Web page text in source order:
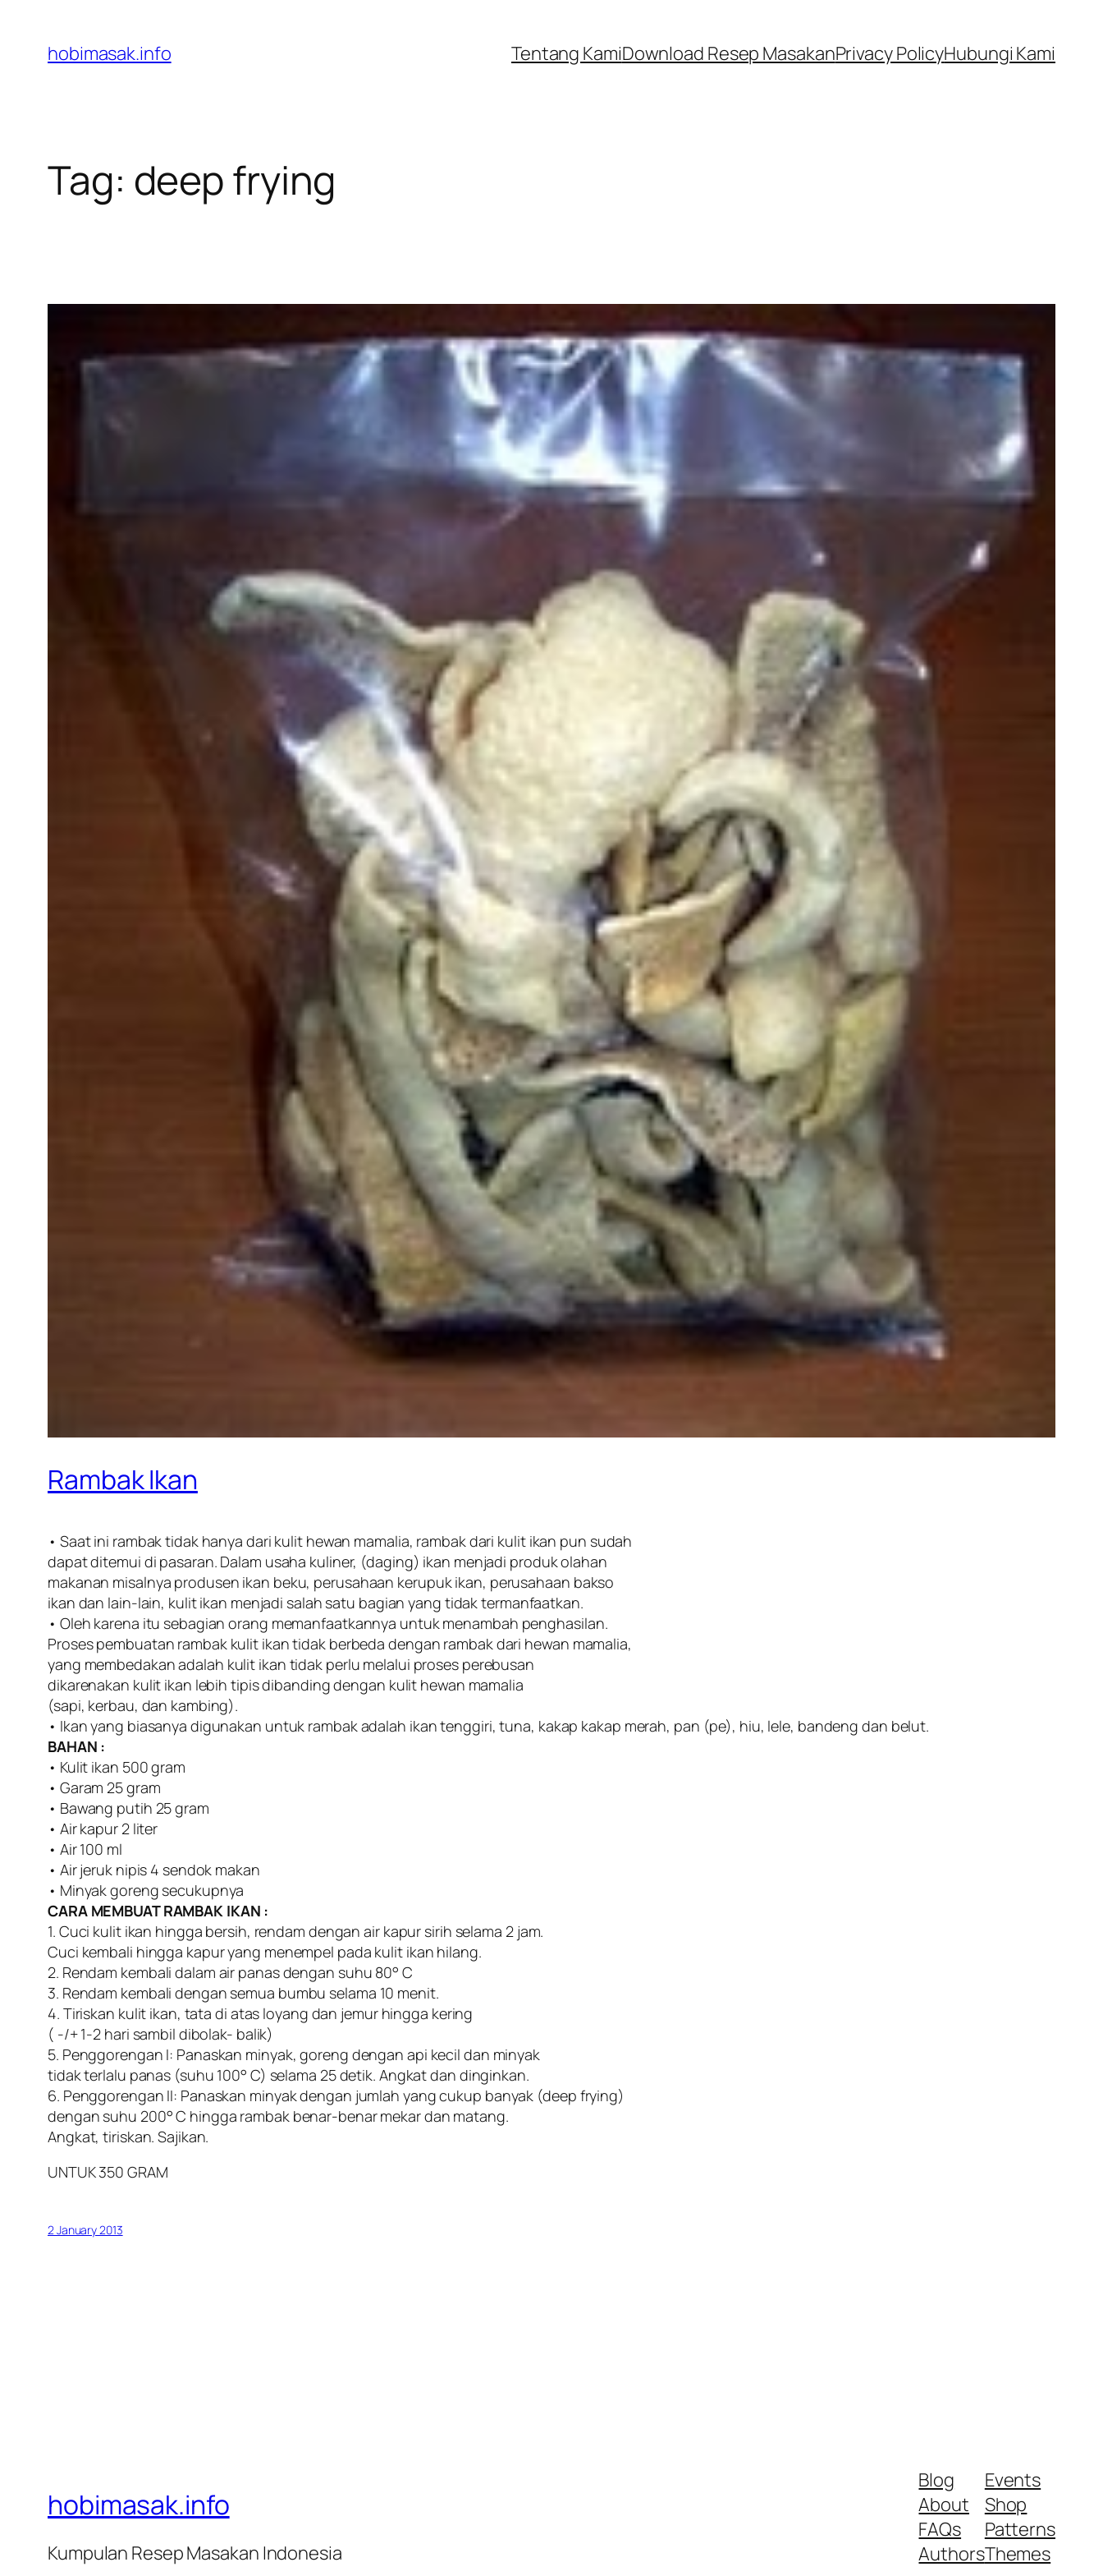
content
hobimasak.info Tentang KamiDownload Resep MasakanPrivacy PolicyHubungi Kami
Tag: deep frying
Rambak Ikan
• Saat ini rambak tidak hanya dari kulit hewan mamalia, rambak dari kulit ikan pun sudah
dapat ditemui di pasaran. Dalam usaha kuliner, (daging) ikan menjadi produk olahan
makanan misalnya produsen ikan beku, perusahaan kerupuk ikan, perusahaan bakso
ikan dan lain-lain, kulit ikan menjadi salah satu bagian yang tidak termanfaatkan.
• Oleh karena itu sebagian orang memanfaatkannya untuk menambah penghasilan.
Proses pembuatan rambak kulit ikan tidak berbeda dengan rambak dari hewan mamalia,
yang membedakan adalah kulit ikan tidak perlu melalui proses perebusan
dikarenakan kulit ikan lebih tipis dibanding dengan kulit hewan mamalia
(sapi, kerbau, dan kambing).
• Ikan yang biasanya digunakan untuk rambak adalah ikan tenggiri, tuna, kakap kakap merah, pan (pe), hiu, lele, bandeng dan belut.
BAHAN :
• Kulit ikan 500 gram
• Garam 25 gram
• Bawang putih 25 gram
• Air kapur 2 liter
• Air 100 ml
• Air jeruk nipis 4 sendok makan
• Minyak goreng secukupnya
CARA MEMBUAT RAMBAK IKAN :
1. Cuci kulit ikan hingga bersih, rendam dengan air kapur sirih selama 2 jam.
Cuci kembali hingga kapur yang menempel pada kulit ikan hilang.
2. Rendam kembali dalam air panas dengan suhu 80° C
3. Rendam kembali dengan semua bumbu selama 10 menit.
4. Tiriskan kulit ikan, tata di atas loyang dan jemur hingga kering
( -/+ 1-2 hari sambil dibolak- balik)
5. Penggorengan I: Panaskan minyak, goreng dengan api kecil dan minyak
tidak terlalu panas (suhu 100° C) selama 25 detik. Angkat dan dinginkan.
6. Penggorengan II: Panaskan minyak dengan jumlah yang cukup banyak (deep frying)
dengan suhu 200° C hingga rambak benar-benar mekar dan matang.
Angkat, tiriskan. Sajikan.
UNTUK 350 GRAM
2 January 2013
hobimasak.info
Kumpulan Resep Masakan Indonesia
Blog
About
FAQs
Authors
Events
Shop
Patterns
Themes